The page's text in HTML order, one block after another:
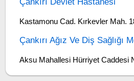
Kastamonu Cad. Kırkevler Mah.
Çankırı Ağız Ve Diş Sağlığı
Aksu Mahallesi Hürriyet Caddesi